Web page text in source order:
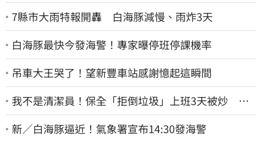
7縣市大雨特報開轟 白海豚減慢、雨炸3天
白海豚最快今發海警！專家曝停班停課機率
吊車大王哭了！望新豐車站感謝憶起這瞬間
我不是清潔員！保全「拒倒垃圾」上班3天被炒 找
法院討公道結果出爐
新／白海豚逼近！氣象署宣布14:30發海警